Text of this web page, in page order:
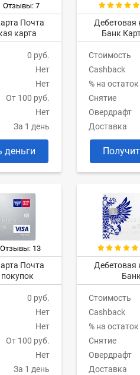
Отзывы: 7
Почта
карта
0 руб.
Нет
Нет
От 100 руб.
Нет
За 1 день
деньги
Дебетовая
Банк
Стоимость
Cashback
% на остаток
Снятие
Овердрафт
Доставка
Отзывы: 13
Почта
0 руб.
Нет
Нет
От 100 руб.
Нет
За 1 день
Дебетовая
Стоимость
Cashback
% на остаток
Снятие
Овердрафт
Доставка